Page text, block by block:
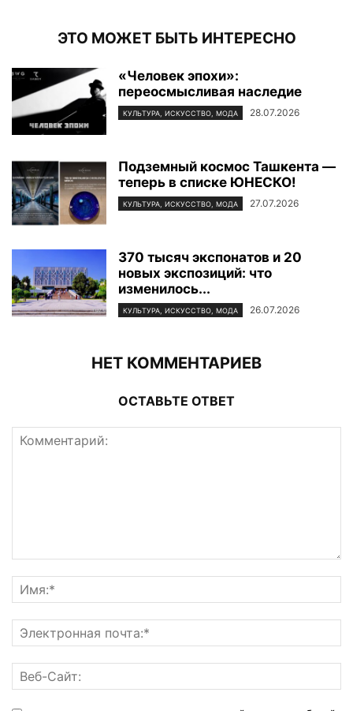
ЭТО МОЖЕТ БЫТЬ ИНТЕРЕСНО
«Человек эпохи»:
переосмысливая наследие
КУЛЬТУРА, ИСКУССТВО, МОДА 28.07.2026
Подземный космос Ташкента —
теперь в списке ЮНЕСКО!
КУЛЬТУРА, ИСКУССТВО, МОДА 27.07.2026
370 тысяч экспонатов и 20
новых экспозиций: что
изменилось...
КУЛЬТУРА, ИСКУССТВО, МОДА 26.07.2026
НЕТ КОММЕНТАРИЕВ
ОСТАВЬТЕ ОТВЕТ